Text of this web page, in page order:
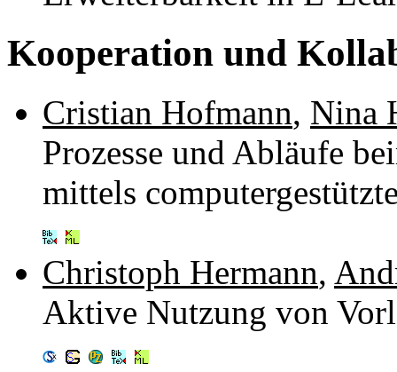
Kooperation und
Cristian Hofmann, Nina
Prozesse und Abläufe
mittels
Christoph Hermann,
Aktive Nutzung von